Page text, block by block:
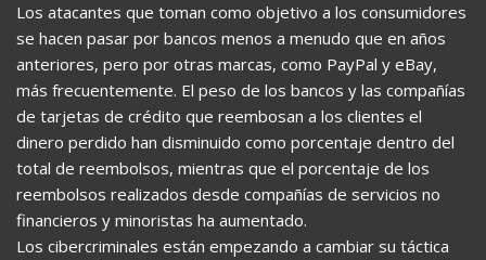
Los atacantes que toman como objetivo a los consumidores
se hacen pasar por bancos menos a menudo que en años
anteriores, pero por otras marcas, como PayPal y eBay,
más frecuentemente. El peso de los bancos y las compañías
de tarjetas de crédito que reembosan a los clientes el
dinero perdido han disminuido como porcentaje dentro del
total de reembolsos, mientras que el porcentaje de los
reembolsos realizados desde compañías de servicios no
financieros y minoristas ha aumentado.
Los cibercriminales están empezando a cambiar su táctica